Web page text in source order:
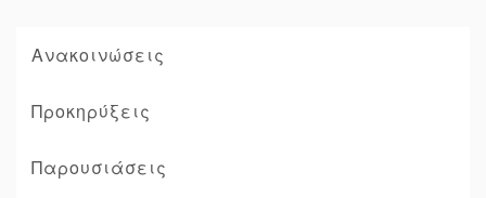
Ανακοινώσεις
Προκηρύξεις
Παρουσιάσεις